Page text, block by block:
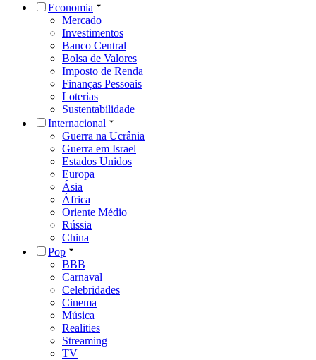
Economia
Mercado
Investimentos
Banco Central
Bolsa de Valores
Imposto de Renda
Finanças Pessoais
Loterias
Sustentabilidade
Internacional
Guerra na Ucrânia
Guerra em Israel
Estados Unidos
Europa
Ásia
África
Oriente Médio
Rússia
China
Pop
BBB
Carnaval
Celebridades
Cinema
Música
Realities
Streaming
TV